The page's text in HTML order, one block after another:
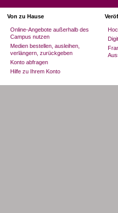
Von zu Hause
Online-Angebote außerhalb des
Campus nutzen
Medien bestellen, ausleihen,
verlängern, zurückgeben
Konto abfragen
Hilfe zu Ihrem Konto